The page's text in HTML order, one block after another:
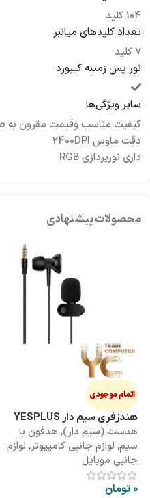
104 کلید
تعداد کلیدهای میانبر
7 کلید
نور پس زمینه کیبورد
سایر ویژگی‌ها
کیفیت مناسب وقیمت مقرون به
دقت ماوس 2400DPI
داری نورپردازی RGB
محصولات پیشنهادی
اتمام موجودی
هندزفری سیم دار YESPLUS
YS-113
هدست (سیم دار), هدفون با
سیم, لوازم جانبی کامپیوتر, لوازم
جانبی موبایل
0 تومان